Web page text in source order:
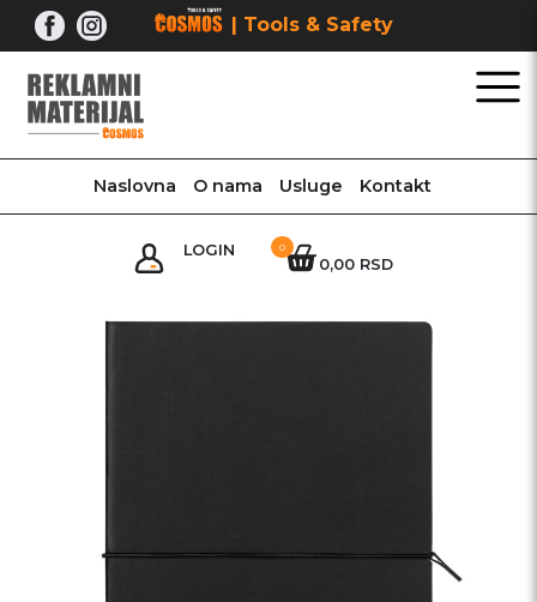
Skip
content
| Tools & Safety
Naslovna O nama Usluge Kontakt
LOGIN
0,00 RSD
0